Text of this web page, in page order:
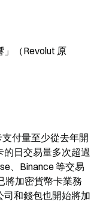
」（Revolut 原
付量至少從去年開
日交易量多次超過
、Binance 等交易
將加密貨幣卡業務
和錢包也開始將加